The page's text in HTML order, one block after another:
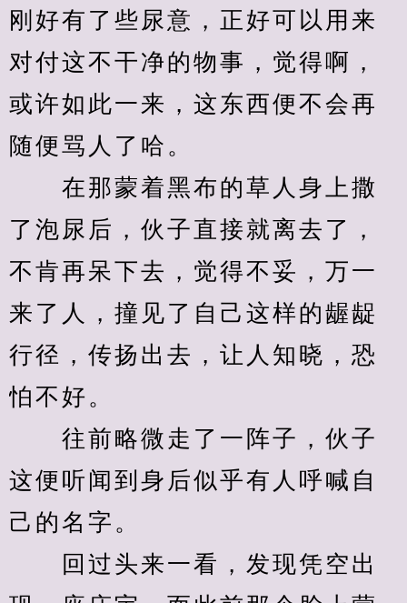
刚好有了些尿意，正好可以用来
对付这不干净的物事，觉得啊，
或许如此一来，这东西便不会再
随便骂人了哈。
在那蒙着黑布的草人身上撒
了泡尿后，伙子直接就离去了，
不肯再呆下去，觉得不妥，万一
来了人，撞见了自己这样的龌龊
行径，传扬出去，让人知晓，恐
怕不好。
往前略微走了一阵子，伙子
这便听闻到身后似乎有人呼喊自
己的名字。
回过头来一看，发现凭空出